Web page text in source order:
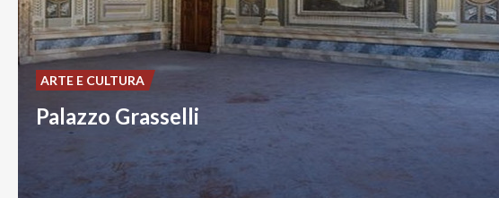
Palazzo Grasselli
ARTE E CULTURA